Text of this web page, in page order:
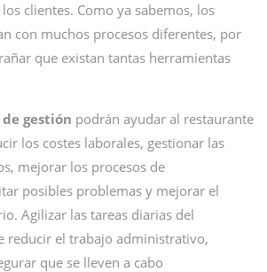
clientes. Como ya sabemos, los
con muchos procesos diferentes, por
que existan tantas herramientas
gestión podrán ayudar al restaurante
los costes laborales, gestionar las
mejorar los procesos de
posibles problemas y mejorar el
Agilizar las tareas diarias del
reducir el trabajo administrativo,
que se lleven a cabo